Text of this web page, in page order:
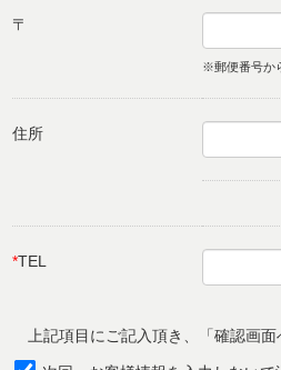
〒
※郵便番号か
住所
*TEL
上記項目にご記入頂き、「確認画